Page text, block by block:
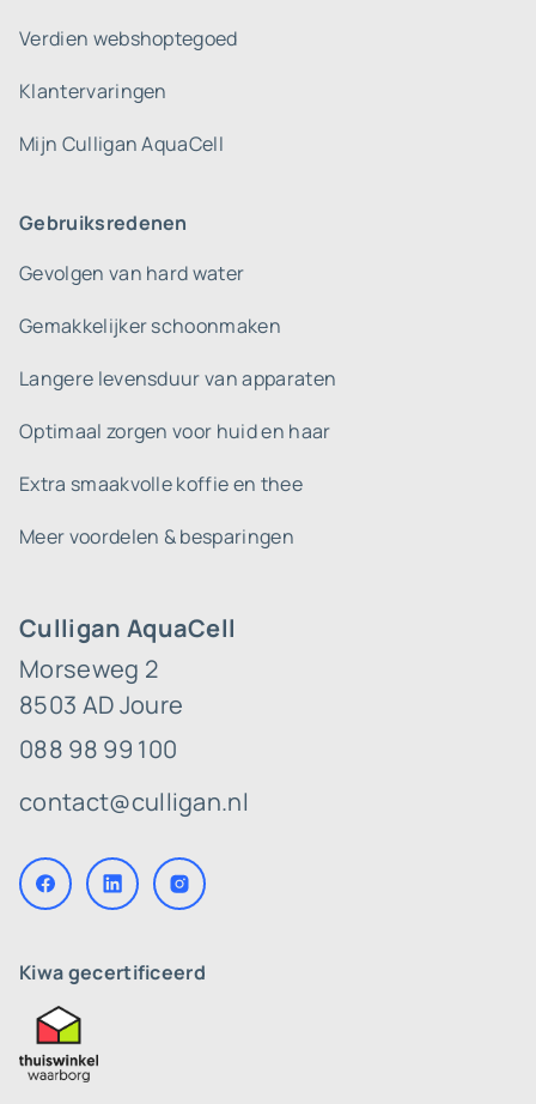
Culligan AquaCell
Morseweg 2
8503 AD Joure
088 98 99 100
contact@culligan.nl
Kiwa gecertificeerd
Verdien webshoptegoed
Klantervaringen
Mijn Culligan AquaCell
Gebruiksredenen
Gevolgen van hard water
Gemakkelijker schoonmaken
Langere levensduur van apparaten
Optimaal zorgen voor huid en haar
Extra smaakvolle koffie en thee
Meer voordelen & besparingen